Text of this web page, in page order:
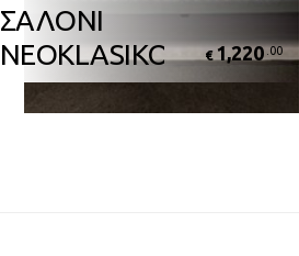
ΣΑΛΟΝΙ
NEOKLASIKO
€ 1,220.00